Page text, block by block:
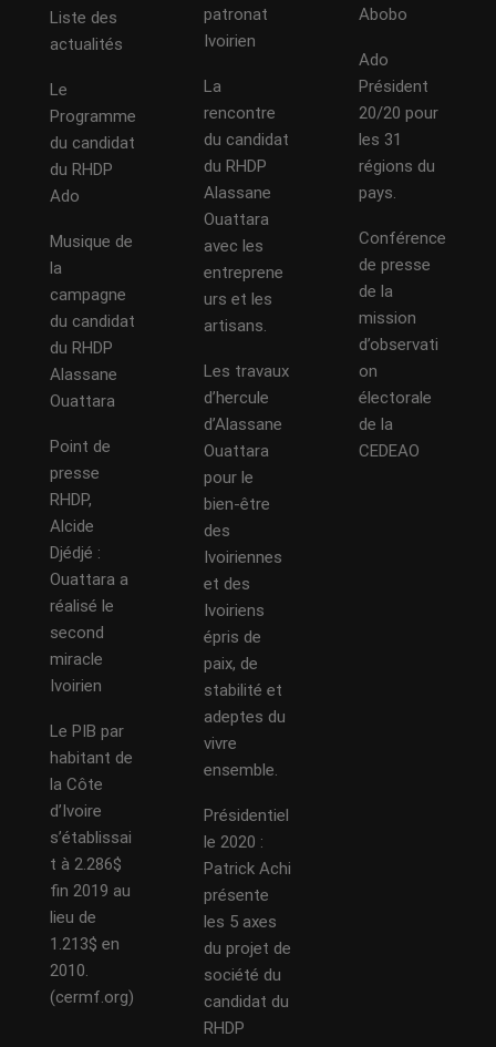
Liste des
actualités
Le
Programme
du candidat
du RHDP
Ado
Musique de
la
campagne
du candidat
du RHDP
Alassane
Ouattara
Point de
presse
RHDP,
Alcide
Djédjé :
Ouattara a
réalisé le
second
miracle
Ivoirien
Le PIB par
habitant de
la Côte
d’Ivoire
s’établissai
t à 2.286$
fin 2019 au
lieu de
1.213$ en
2010.
(cermf.org)
patronat
Ivoirien
La
rencontre
du candidat
du RHDP
Alassane
Ouattara
avec les
entreprene
urs et les
artisans.
Les travaux
d’hercule
d’Alassane
Ouattara
pour le
bien-être
des
Ivoiriennes
et des
Ivoiriens
épris de
paix, de
stabilité et
adeptes du
vivre
ensemble.
Présidentiel
le 2020 :
Patrick Achi
présente
les 5 axes
du projet de
société du
candidat du
RHDP
Abobo
Ado
Président
20/20 pour
les 31
régions du
pays.
Conférence
de presse
de la
mission
d’observati
on
électorale
de la
CEDEAO